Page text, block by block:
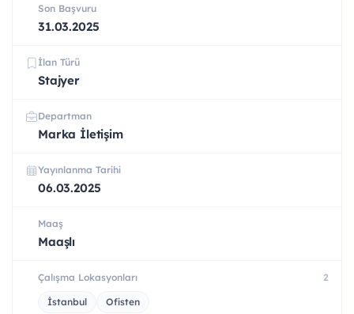
Son Başvuru
31.03.2025
İlan Türü
Stajyer
Departman
Marka İletişim
Yayınlanma Tarihi
06.03.2025
Maaş
Maaşlı
Çalışma Lokasyonları 2
İstanbul Ofisten